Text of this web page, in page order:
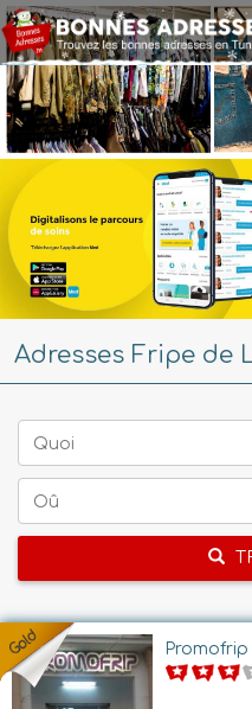
Adresses Fripe de
Quoi
Oû
Promofrip